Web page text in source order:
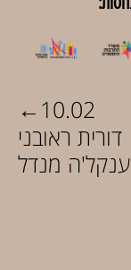
← 10.02
דורית ראובני
מנדל